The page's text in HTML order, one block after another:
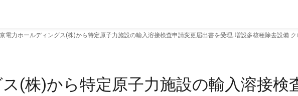
電力ホールディングス(株)から特定原子力施設の輸入溶接検査申請変更届出書を受理; 増設多核種除去設備
(株)から特定原子力施設の輸入溶接検